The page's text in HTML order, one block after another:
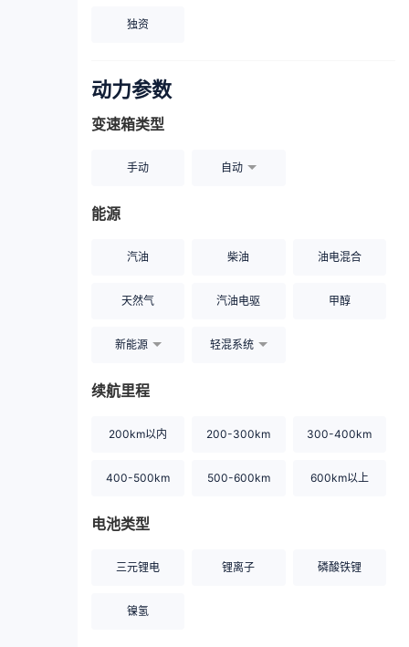
独资
动力参数
变速箱类型
手动 自动
能源
汽油 柴油 油电混合
天然气 汽油电驱 甲醇
新能源 轻混系统
续航里程
200km以内 200-300km 300-400km
400-500km 500-600km 600km以上
电池类型
三元锂电 锂离子 磷酸铁锂
镍氢